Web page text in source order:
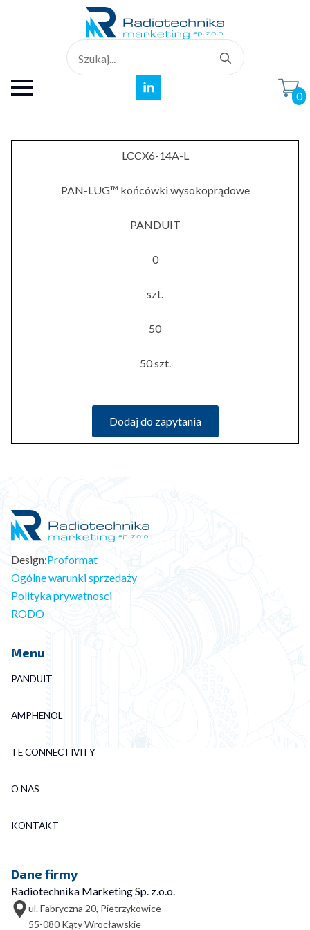
for:
0
LCCX6-14A-L
PAN-LUG™ końcówki wysokoprądowe
PANDUIT
0
szt.
50
50 szt.
Dodaj do zapytania
Design:Proformat
Ogólne warunki sprzedaży
Polityka prywatnosci
RODO
Menu
PANDUIT
AMPHENOL
TE CONNECTIVITY
O NAS
KONTAKT
Dane firmy
Radiotechnika Marketing Sp. z.o.o.
ul. Fabryczna 20, Pietrzykowice
55-080 Kąty Wrocławskie